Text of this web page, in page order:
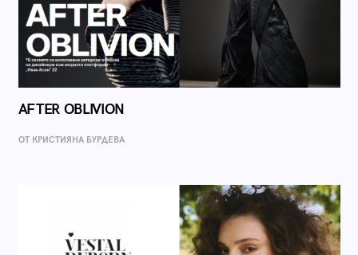
AFTER OBLIVION
ОТ КРИСТИЯНА БУРДЕВА